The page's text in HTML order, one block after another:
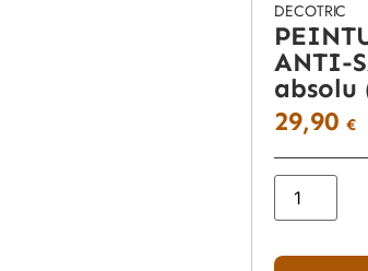
DECOTRIC
ANTI-
absolu
29,90€